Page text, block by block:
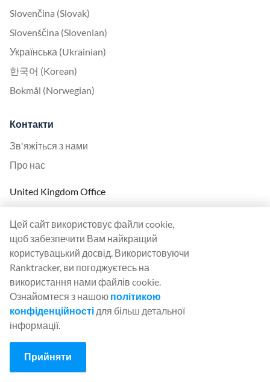
Slovenčina (Slovak)
Slovenščina (Slovenian)
Українська (Ukrainian)
한국어 (Korean)
Bokmål (Norwegian)
Контакти
Зв'яжіться з нами
Про нас
United Kingdom Office
Ranktracker Ltd
144A Clerkenwell Rd
London, EC1R 5DF
Company No: 08820809
felix@ranktracker.com
2015 -
Цей сайт використовує файли cookie,
щоб забезпечити Вам найкращий
користувацький досвід. Використовуючи
Ranktracker, ви погоджуєтесь на
використання нами файлів cookie.
Ознайомтеся з нашою політикою
конфіденційності для більш детальної
інформації.
Прийняти